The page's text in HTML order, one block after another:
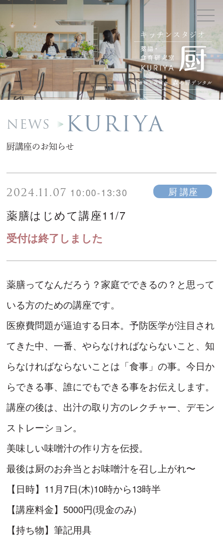
キッチンスタジオ
NEWS KURIYA
厨講座のお知らせ
2024.11.07 10:00-13:30 厨 講座
薬膳はじめて講座11/7
受付は終了しました
薬膳ってなんだろう？家庭でできるの？と思って
いる方のための講座です。
医療費問題が逼迫する日本。予防医学が注目され
てきた中、一番、やらなければならないこと、知
らなければならないことは「食事」の事。今日か
らできる事、誰にでもできる事をお伝えします。
講座の後は、出汁の取り方のレクチャー、デモン
ストレーション。
美味しい味噌汁の作り方を伝授。
最後は厨のお弁当とお味噌汁を召し上がれ〜
【日時】11月7日(木)10時から13時半
【講座料金】5000円(現金のみ)
【持ち物】筆記用具